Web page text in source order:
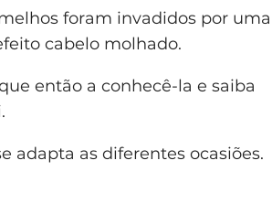
foram invadidos por uma
cabelo molhado.
então a conhecê-la e saiba
adapta as diferentes ocasiões.